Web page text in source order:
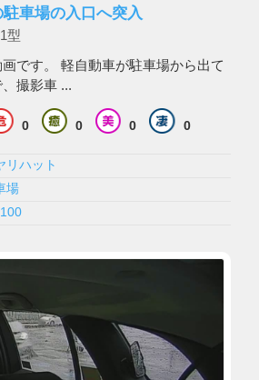
車場の入口へ突入
型
です。 軽自動車が駐車場から出て
撮影車 ...
0 0 0 0
リハット
場